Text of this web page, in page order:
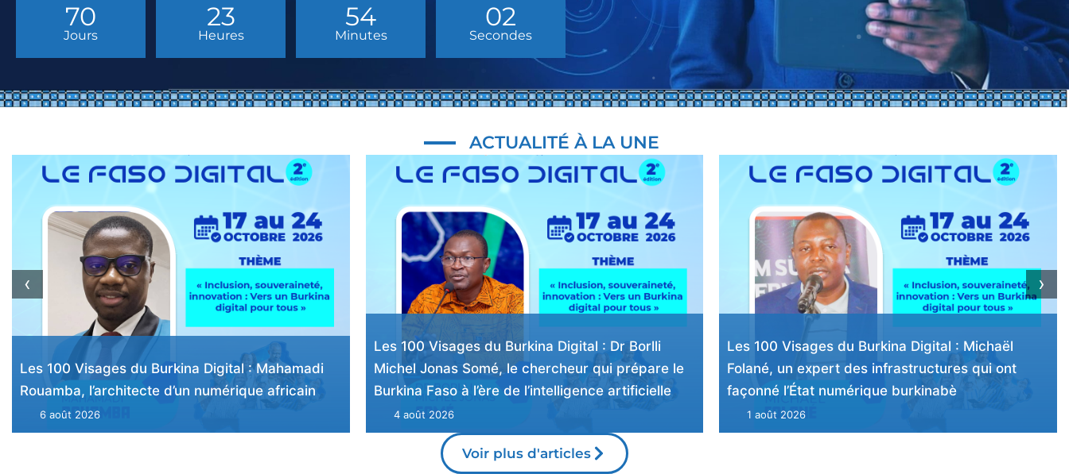
70
Jours
23
Heures
53
Minutes
59
Secondes
ACTUALITÉ À LA UNE
Les 100 Visages du Burkina Digital : Dr Borlli
Michel Jonas Somé, le chercheur qui prépare le
Burkina Faso à l’ère de l’intelligence artificielle
4 août 2026
Les 100 Visages du Burkina Digital : Michaël
Folané, un expert des infrastructures qui ont
façonné l’État numérique burkinabè
1 août 2026
Les 100 Visages du Burkina Digital : Rasmata
Compaoré/Tiendrébéogo, une bâtisseuse des
infrastructures numériques de l’administration
burkinabè
31 juillet 2026
‹ ›
Voir plus d'articles